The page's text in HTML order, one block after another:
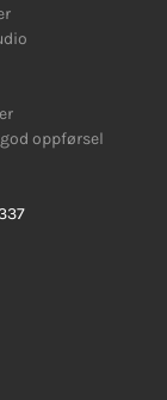
oppførsel